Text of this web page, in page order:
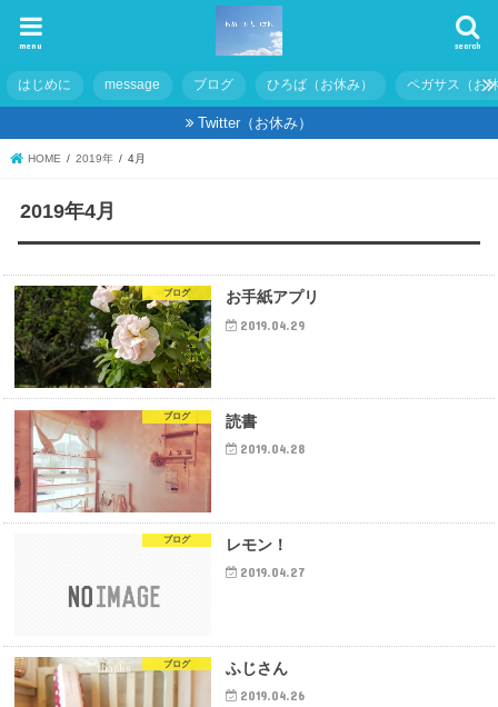
search
menu
はじめに message ブログ ひろば（お休み） ペガサス（お
Twitter（お休み）
HOME 2019年 4月
2019年4月
ブログ お手紙アプリ
2019.04.29
ブログ 読書
2019.04.28
ブログ レモン！
2019.04.27
ブログ ふじさん
2019.04.26